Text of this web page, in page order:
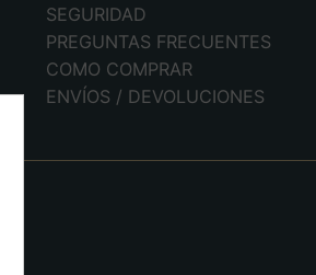
SEGURIDAD
PREGUNTAS FRECUENTES
COMO COMPRAR
ENVÍOS / DEVOLUCIONES